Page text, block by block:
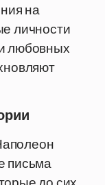
на
личности
любовных
письма